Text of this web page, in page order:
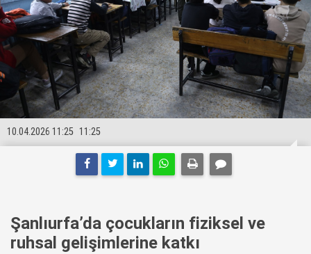
11:25
10.04.2026 11:25
Şanlıurfa’da çocukların fiziksel ve
ruhsal gelişimlerine katkı